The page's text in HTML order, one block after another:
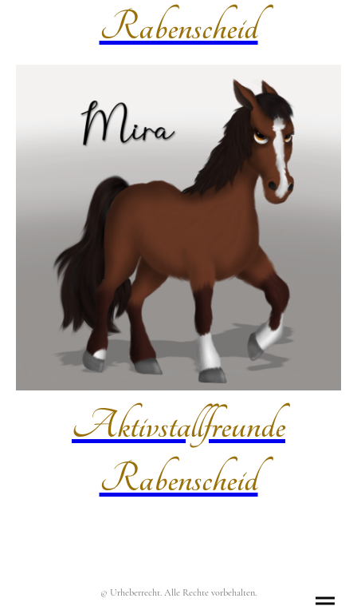
Rabenscheid
Aktivstallfreunde
Rabenscheid
© Urheberrecht. Alle Rechte vorbehalten.